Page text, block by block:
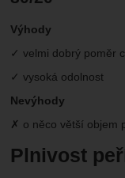
Výhody
✓ velmi dobrý poměr
✓ vysoká odolnost
Nevýhody
✗ o něco větší objem
Plnivost